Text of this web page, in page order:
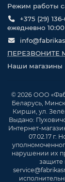
Режим работы
+375 (29)
ежедневно
ПЕРЕЗВОНИТЕ
Наши магазины
© 2026 ООО
Беларусь,
Кирши, ул.
Выдано:
Интернет-
07.02.17 г.
нарушении их
защите